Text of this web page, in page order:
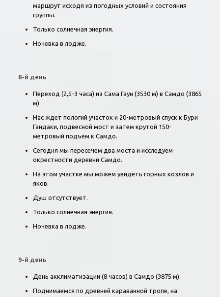
маршрут исходя из погодных условий и состояния
группы.
Только солнечная энергия.
Ночевка в лодже.
8-й день
Переход (2,5-3 часа) из Сама Гаун (3530 м) в Самдо (3865
м)
Нас ждет пологий участок и 20-метровый спуск к Бури
Гандаки, подвесной мост и затем крутой 150-
метровый подъем к Самдо.
Сегодня мы пересечем два моста и исследуем
окрестности деревни Самдо.
На этом участке мы можем увидеть горных козлов и
яков.
Душ отсутствует.
Только солнечная энергия.
Ночевка в лодже.
9-й день
День акклиматизации (8 часов) в Самдо (3875 м).
Поднимаемся по древней караванной тропе, на